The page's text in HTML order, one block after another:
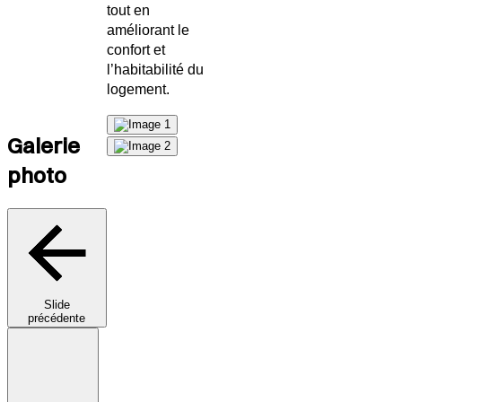
tout en
améliorant le
confort et
l’habitabilité du
logement.
Galerie
photo
Slide
précédente